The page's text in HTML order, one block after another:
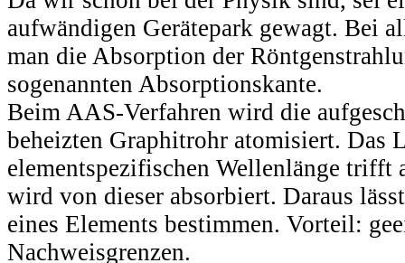
aufwändigen Gerätepark gewagt. Bei
man die Absorption der
sogenannten Absorptionskante.
Beim AAS-Verfahren wird die
beheizten Graphitrohr atomisiert. Das
elementspezifischen Wellenlänge trifft
wird von dieser absorbiert. Daraus
eines Elements bestimmen. Vorteil:
Nachweisgrenzen.